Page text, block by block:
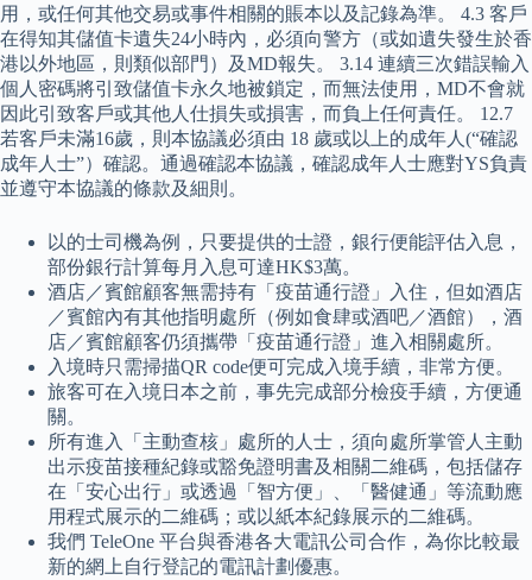
用，或任何其他交易或事件相關的賬本以及記錄為準。 4.3 客戶
在得知其儲值卡遺失24小時內，必須向警方（或如遺失發生於香
港以外地區，則類似部門）及MD報失。 3.14 連續三次錯誤輸入
個人密碼將引致儲值卡永久地被鎖定，而無法使用，MD不會就
因此引致客戶或其他人仕損失或損害，而負上任何責任。 12.7
若客戶未滿16歲，則本協議必須由 18 歲或以上的成年人(“確認
成年人士”）確認。通過確認本協議，確認成年人士應對YS負責
並遵守本協議的條款及細則。
以的士司機為例，只要提供的士證，銀行便能評估入息，
部份銀行計算每月入息可達HK$3萬。
酒店／賓館顧客無需持有「疫苗通行證」入住，但如酒店
／賓館內有其他指明處所（例如食肆或酒吧／酒館），酒
店／賓館顧客仍須攜帶「疫苗通行證」進入相關處所。
入境時只需掃描QR code便可完成入境手續，非常方便。
旅客可在入境日本之前，事先完成部分檢疫手續，方便通
關。
所有進入「主動查核」處所的人士，須向處所掌管人主動
出示疫苗接種紀錄或豁免證明書及相關二維碼，包括儲存
在「安心出行」或透過「智方便」、「醫健通」等流動應
用程式展示的二維碼；或以紙本紀錄展示的二維碼。
我們 TeleOne 平台與香港各大電訊公司合作，為你比較最
新的網上自行登記的電訊計劃優惠。